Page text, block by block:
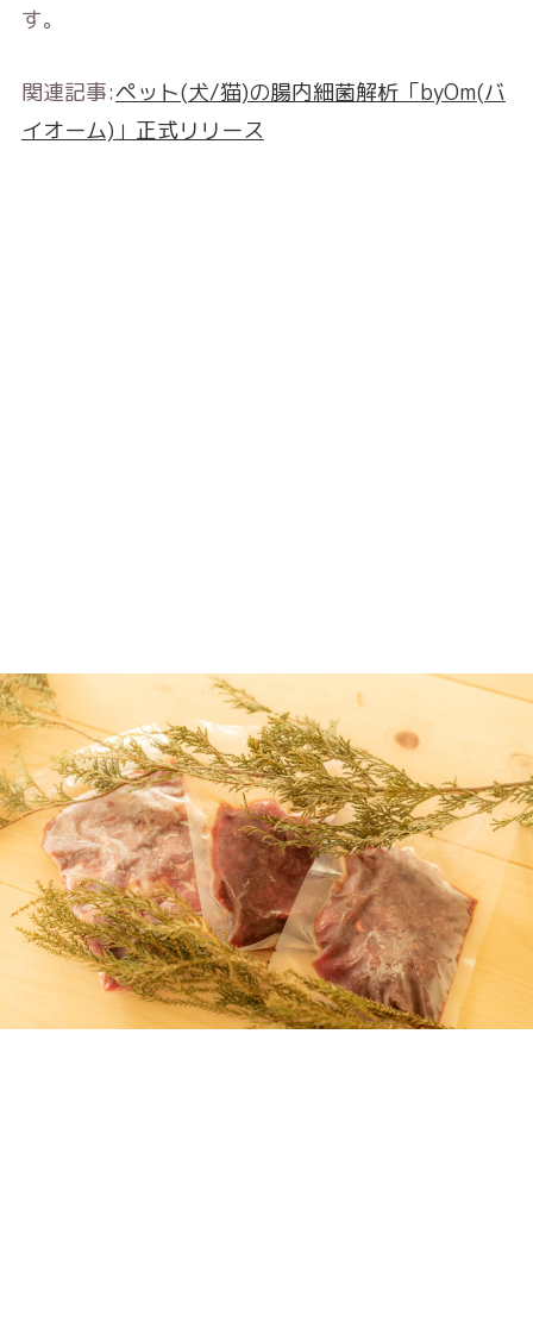
す。
関連記事:ペット(犬/猫)の腸内細菌解析「byOm(バ
イオーム)」正式リリース